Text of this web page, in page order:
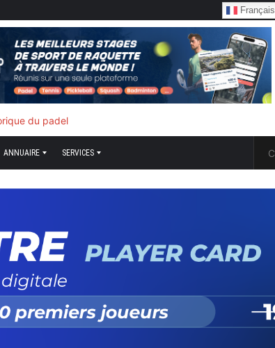
Français
ANNUAIRE SERVICES